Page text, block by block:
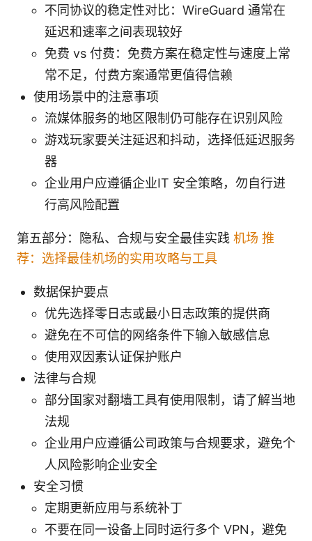
不同协议的稳定性对比：WireGuard 通常在
延迟和速率之间表现较好
免费 vs 付费：免费方案在稳定性与速度上常
常不足，付费方案通常更值得信赖
使用场景中的注意事项
流媒体服务的地区限制仍可能存在识别风险
游戏玩家要关注延迟和抖动，选择低延迟服务
器
企业用户应遵循企业IT 安全策略，勿自行进
行高风险配置
第五部分：隐私、合规与安全最佳实践 机场 推
荐：选择最佳机场的实用攻略与工具
数据保护要点
优先选择零日志或最小日志政策的提供商
避免在不可信的网络条件下输入敏感信息
使用双因素认证保护账户
法律与合规
部分国家对翻墙工具有使用限制，请了解当地
法规
企业用户应遵循公司政策与合规要求，避免个
人风险影响企业安全
安全习惯
定期更新应用与系统补丁
不要在同一设备上同时运行多个 VPN，避免